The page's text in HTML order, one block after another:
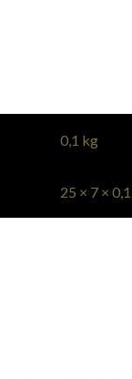
0,1 kg
25 × 7 ×